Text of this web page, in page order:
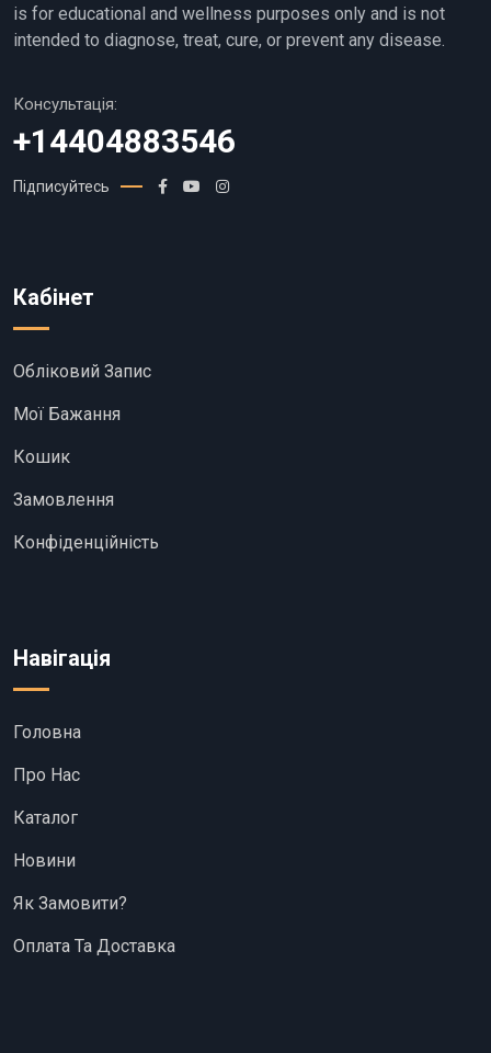
is for educational and wellness purposes only and is not
intended to diagnose, treat, cure, or prevent any disease.
Консультація:
+14404883546
Підписуйтесь
Кабінет
Обліковий Запис
Мої Бажання
Кошик
Замовлення
Конфіденційність
Навігація
Головна
Про Нас
Каталог
Новини
Як Замовити?
Оплата Та Доставка